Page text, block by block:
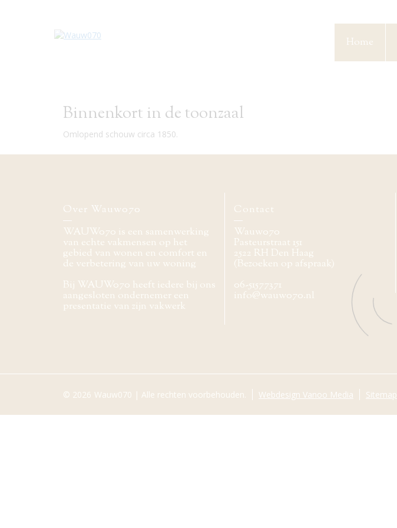
Home
Binnenkort in de toonzaal
Omlopend schouw circa 1850.
Over Wauw070
WAUW070 is een samenwerking
van echte vakmensen op het
gebied van wonen en comfort en
de verbetering van uw woning
Bij WAUW070 heeft iedere bij ons
aangesloten ondernemer een
presentatie van zijn vakwerk
Contact
Wauw070
Pasteurstraat 151
2522 RH Den Haag
(Bezoeken op afspraak)
06-51577371
info@wauw070.nl
© 2026 Wauw070 | Alle rechten voorbehouden. Webdesign Vanoo Media Sitemap